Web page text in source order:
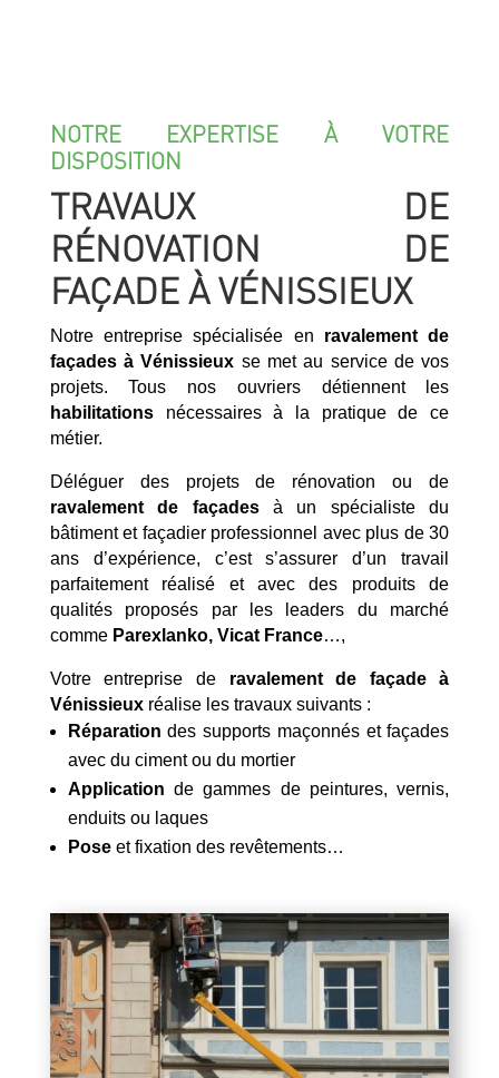
NOTRE EXPERTISE À VOTRE
DISPOSITION
TRAVAUX DE
RÉNOVATION DE
FAÇADE À VÉNISSIEUX
Notre entreprise spécialisée en ravalement de
façades à Vénissieux se met au service de vos
projets. Tous nos ouvriers détiennent les
habilitationsnécessaires à la pratique de ce
métier.
Déléguer des projets de rénovation ou de
ravalement de façadesà un spécialiste du
bâtiment et façadier professionnel avec plus de 30
ans d’expérience, c’est s’assurer d’un travail
parfaitement réalisé et avec des produits de
qualités proposés par les leaders du marché
comme Parexlanko, Vicat France…,
Votre entreprise de ravalement de façade à
Vénissieuxréalise les travaux suivants :
Réparation des supports maçonnés et façades
avec du ciment ou du mortier
Application de gammes de peintures, vernis,
enduits ou laques
Poseet fixation des revêtements…